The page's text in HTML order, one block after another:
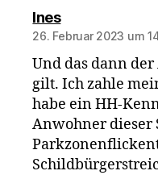
Inessagt:
26. Februar 2023 um
Und das dann
gilt. Ich zahle
habe ein HH-
Anwohner dieser